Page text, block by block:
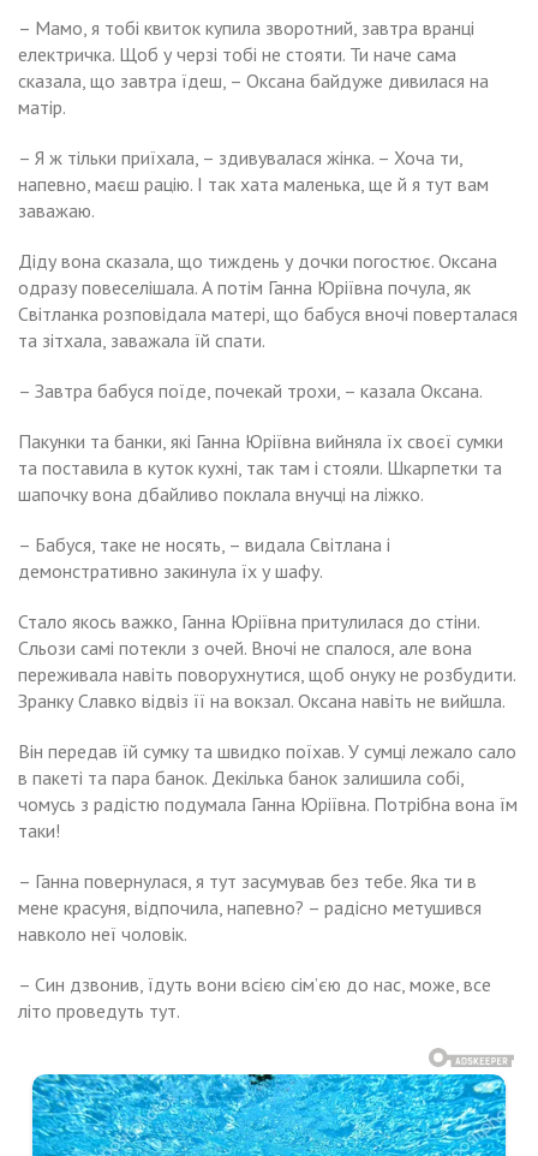
– Мамо, я тобі квиток купила зворотний, завтра вранці
електричка. Щоб у черзі тобі не стояти. Ти наче сама
сказала, що завтра їдеш, – Оксана байдуже дивилася на
матір.
– Я ж тільки приїхала, – здивувалася жінка. – Хоча ти,
напевно, маєш рацію. І так хата маленька, ще й я тут вам
заважаю.
Діду вона сказала, що тиждень у дочки погостює. Оксана
одразу повеселішала. А потім Ганна Юріївна почула, як
Світланка розповідала матері, що бабуся вночі поверталася
та зітхала, заважала їй спати.
– Завтра бабуся поїде, почекай трохи, – казала Оксана.
Пакунки та банки, які Ганна Юріївна вийняла їх своєї сумки
та поставила в куток кухні, так там і стояли. Шкарпетки та
шапочку вона дбайливо поклала внучці на ліжко.
– Бабуся, таке не носять, – видала Світлана і
демонстративно закинула їх у шафу.
Стало якось важко, Ганна Юріївна притулилася до стіни.
Сльози самі потекли з очей. Вночі не спалося, але вона
переживала навіть поворухнутися, щоб онуку не розбудити.
Зранку Славко відвіз її на вокзал. Оксана навіть не вийшла.
Він передав їй сумку та швидко поїхав. У сумці лежало сало
в пакеті та пара банок. Декілька банок залишила собі,
чомусь з радістю подумала Ганна Юріївна. Потрібна вона їм
таки!
– Ганна повернулася, я тут засумував без тебе. Яка ти в
мене красуня, відпочила, напевно? – радісно метушився
навколо неї чоловік.
– Син дзвонив, їдуть вони всією сім’єю до нас, може, все
літо проведуть тут.